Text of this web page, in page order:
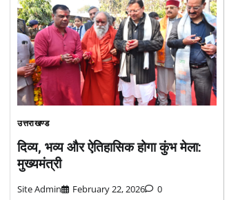
उत्तराखण्ड
दिव्य, भव्य और ऐतिहासिक होगा कुंभ मेला:
मुख्यमंत्री
Site Admin February 22, 2026 0